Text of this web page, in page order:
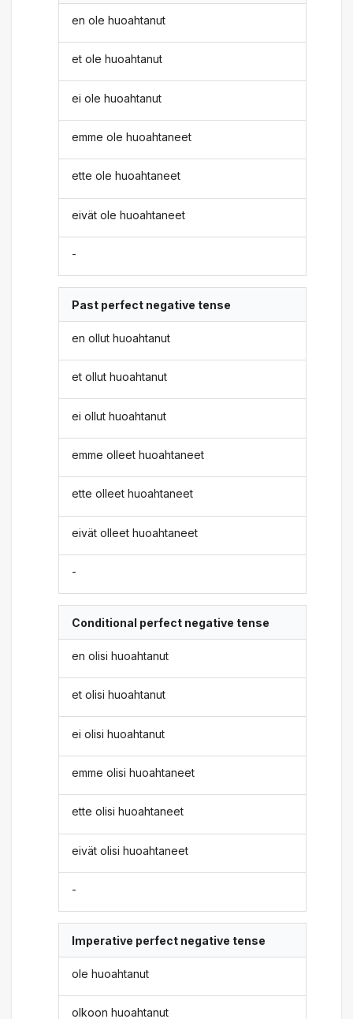
en ole huoahtanut
et ole huoahtanut
ei ole huoahtanut
emme ole huoahtaneet
ette ole huoahtaneet
eivät ole huoahtaneet
-
Past perfect negative tense
en ollut huoahtanut
et ollut huoahtanut
ei ollut huoahtanut
emme olleet huoahtaneet
ette olleet huoahtaneet
eivät olleet huoahtaneet
-
Conditional perfect negative tense
en olisi huoahtanut
et olisi huoahtanut
ei olisi huoahtanut
emme olisi huoahtaneet
ette olisi huoahtaneet
eivät olisi huoahtaneet
-
Imperative perfect negative tense
ole huoahtanut
olkoon huoahtanut